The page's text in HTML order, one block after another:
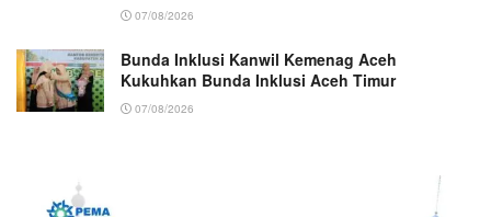
07/08/2026
Bunda Inklusi Kanwil Kemenag Aceh
Kukuhkan Bunda Inklusi Aceh Timur
07/08/2026